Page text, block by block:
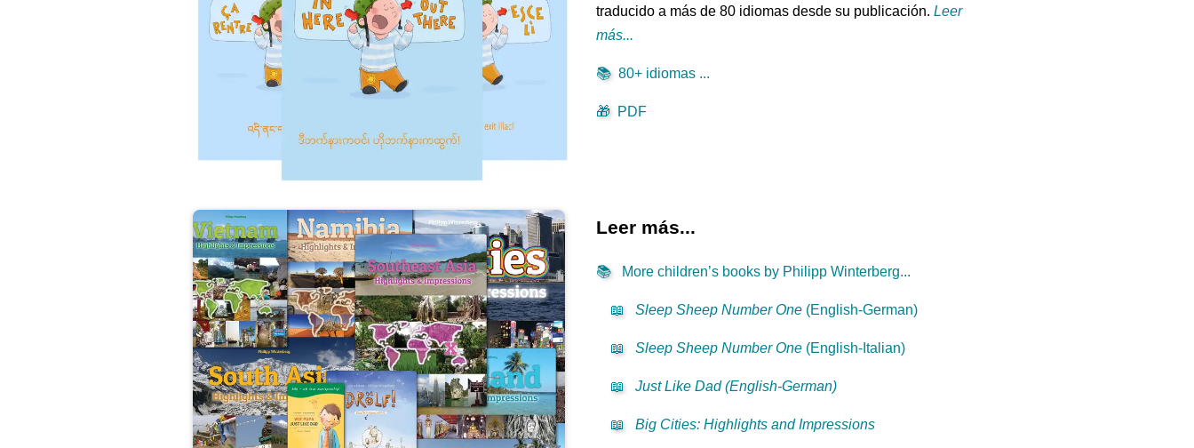
traducido a más de 80 idiomas desde su publicación.Leer
más...
📚 80+ idiomas ...
🎁 PDF
Leer más...
📚 More children’s books by Philipp Winterberg...
📖 Sleep Sheep Number One (English-German)
📖 Sleep Sheep Number One (English-Italian)
📖 Just Like Dad (English-German)
📖 Big Cities: Highlights and Impressions